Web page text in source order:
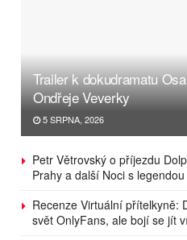
Trailer k dokudramatu
Ondřeje Veverky
5 SRPNA, 2026
Petr Větrovský o příjezdu
Prahy a další Noci s legendou
Recenze Virtuální přítelkyně:
svět OnlyFans, ale bojí se jít